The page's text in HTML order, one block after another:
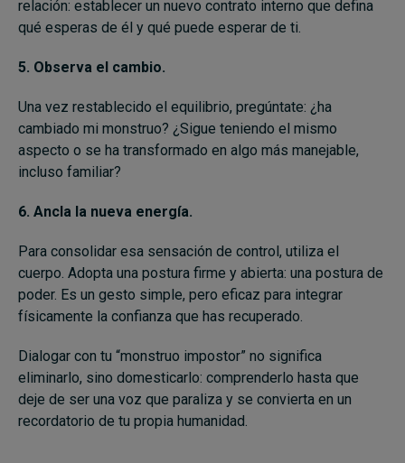
relación: establecer un nuevo contrato interno que defina
qué esperas de él y qué puede esperar de ti.
5. Observa el cambio.
Una vez restablecido el equilibrio, pregúntate: ¿ha
cambiado mi monstruo? ¿Sigue teniendo el mismo
aspecto o se ha transformado en algo más manejable,
incluso familiar?
6. Ancla la nueva energía.
Para consolidar esa sensación de control, utiliza el
cuerpo. Adopta una postura firme y abierta: una postura de
poder. Es un gesto simple, pero eficaz para integrar
físicamente la confianza que has recuperado.
Dialogar con tu “monstruo impostor” no significa
eliminarlo, sino domesticarlo: comprenderlo hasta que
deje de ser una voz que paraliza y se convierta en un
recordatorio de tu propia humanidad.